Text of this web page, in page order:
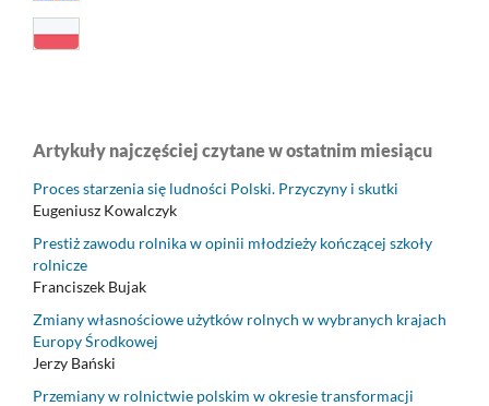
Artykuły najczęściej czytane w ostatnim miesiącu
Proces starzenia się ludności Polski. Przyczyny i skutki
Eugeniusz Kowalczyk
Prestiż zawodu rolnika w opinii młodzieży kończącej szkoły
rolnicze
Franciszek Bujak
Zmiany własnościowe użytków rolnych w wybranych krajach
Europy Środkowej
Jerzy Bański
Przemiany w rolnictwie polskim w okresie transformacji